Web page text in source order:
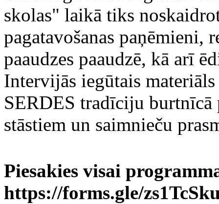
skolas" laikā tiks
pagatavošanas paņēmieni,
paaudzes paaudzē, kā arī
Intervijās iegūtais
SERDES tradīciju
stāstiem un saimnieču
Piesakies visai
https://forms.gle/